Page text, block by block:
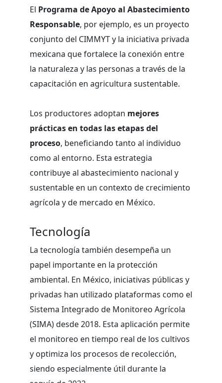
El Programa de Apoyo al Abastecimiento
Responsable, por ejemplo, es un proyecto
conjunto del CIMMYT y la iniciativa privada
mexicana que fortalece la conexión entre
la naturaleza y las personas a través de la
capacitación en agricultura sustentable.
Los productores adoptan mejores
prácticas en todas las etapas del
proceso, beneficiando tanto al individuo
como al entorno. Esta estrategia
contribuye al abastecimiento nacional y
sustentable en un contexto de crecimiento
agrícola y de mercado en México.
Tecnología
La tecnología también desempeña un
papel importante en la protección
ambiental. En México, iniciativas públicas y
privadas han utilizado plataformas como el
Sistema Integrado de Monitoreo Agrícola
(SIMA) desde 2018. Esta aplicación permite
el monitoreo en tiempo real de los cultivos
y optimiza los procesos de recolección,
siendo especialmente útil durante la